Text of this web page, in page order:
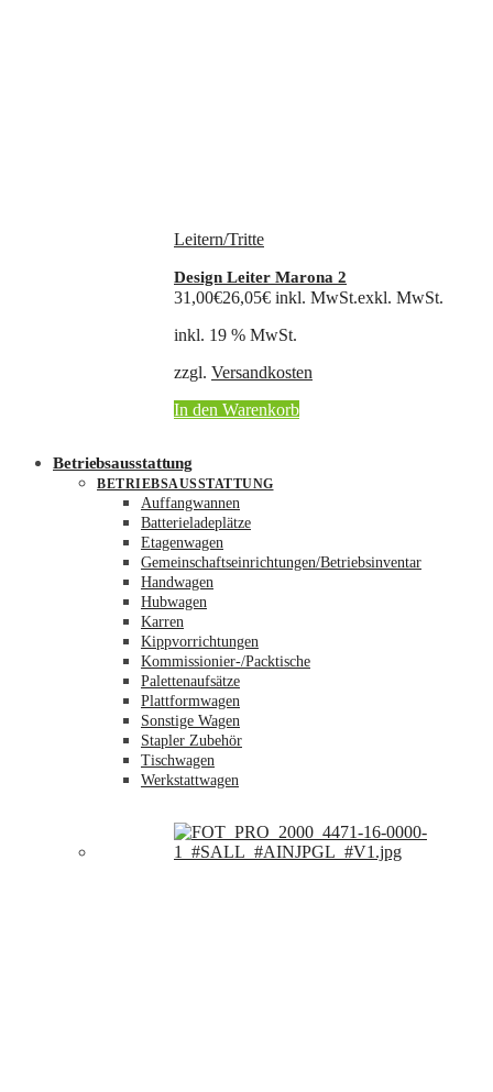
Leitern/Tritte
Design Leiter Marona 2
31,00€26,05€ inkl. MwSt.exkl. MwSt.
inkl. 19 % MwSt.
zzgl. Versandkosten
In den Warenkorb
Betriebsausstattung
BETRIEBSAUSSTATTUNG
Auffangwannen
Batterieladeplätze
Etagenwagen
Gemeinschaftseinrichtungen/Betriebsinventar
Handwagen
Hubwagen
Karren
Kippvorrichtungen
Kommissionier-/Packtische
Palettenaufsätze
Plattformwagen
Sonstige Wagen
Stapler Zubehör
Tischwagen
Werkstattwagen